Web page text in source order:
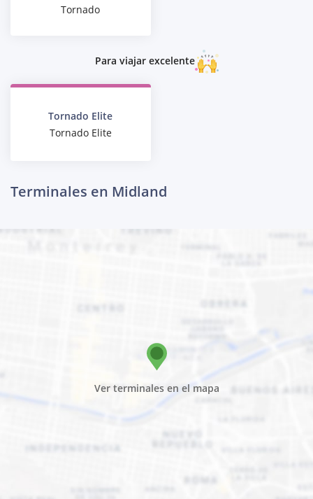
Tornado
Para viajar excelente
Tornado Elite
Tornado Elite
Terminales en Midland
Ver terminales en el mapa